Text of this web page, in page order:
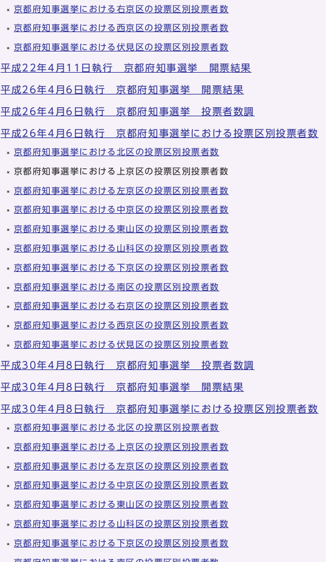
京都府知事選挙における右京区の投票区別投票者数
京都府知事選挙における西京区の投票区別投票者数
京都府知事選挙における伏見区の投票区別投票者数
平成22年4月11日執行 京都府知事選挙 開票結果
平成26年4月6日執行 京都府知事選挙 開票結果
平成26年4月6日執行 京都府知事選挙 投票者数調
平成26年4月6日執行 京都府知事選挙における投票区別投票者数
京都府知事選挙における北区の投票区別投票者数
京都府知事選挙における上京区の投票区別投票者数
京都府知事選挙における左京区の投票区別投票者数
京都府知事選挙における中京区の投票区別投票者数
京都府知事選挙における東山区の投票区別投票者数
京都府知事選挙における山科区の投票区別投票者数
京都府知事選挙における下京区の投票区別投票者数
京都府知事選挙における南区の投票区別投票者数
京都府知事選挙における右京区の投票区別投票者数
京都府知事選挙における西京区の投票区別投票者数
京都府知事選挙における伏見区の投票区別投票者数
平成30年4月8日執行 京都府知事選挙 投票者数調
平成30年4月8日執行 京都府知事選挙 開票結果
平成30年4月8日執行 京都府知事選挙における投票区別投票者数
京都府知事選挙における北区の投票区別投票者数
京都府知事選挙における上京区の投票区別投票者数
京都府知事選挙における左京区の投票区別投票者数
京都府知事選挙における中京区の投票区別投票者数
京都府知事選挙における東山区の投票区別投票者数
京都府知事選挙における山科区の投票区別投票者数
京都府知事選挙における下京区の投票区別投票者数